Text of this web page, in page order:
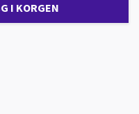
I KORGEN